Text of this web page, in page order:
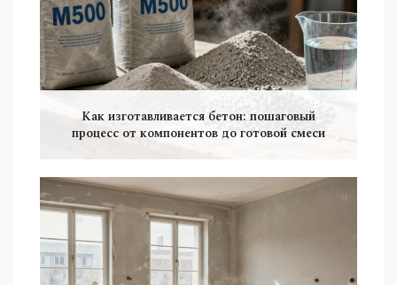
Как изготавливается бетон: пошаговый
процесс от компонентов до готовой смеси